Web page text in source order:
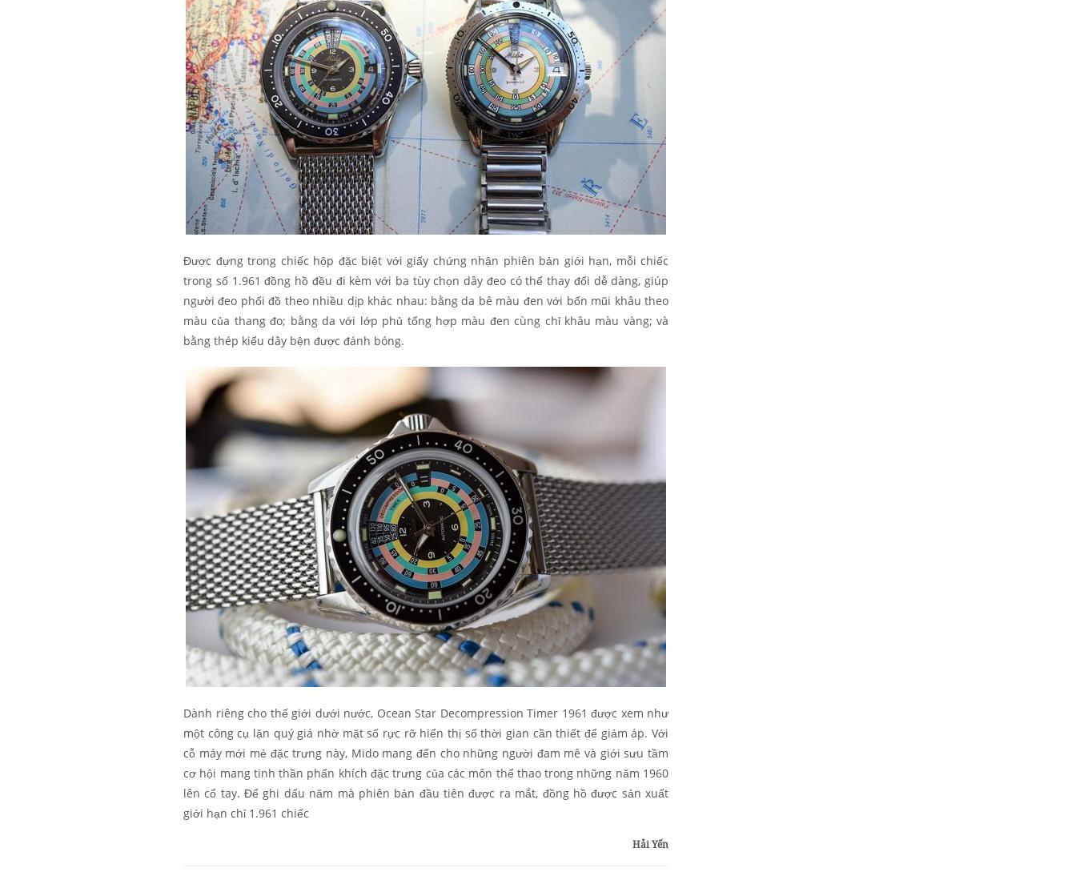
Được đựng trong chiếc hộp đặc biệt với giấy chứng nhận phiên bản giới hạn, mỗi chiếc
trong số 1.961 đồng hồ đều đi kèm với ba tùy chọn dây đeo có thể thay đổi dễ dàng, giúp
người đeo phối đồ theo nhiều dịp khác nhau: bằng da bê màu đen với bốn mũi khâu theo
màu của thang đo; bằng da với lớp phủ tổng hợp màu đen cùng chỉ khâu màu vàng; và
bằng thép kiểu dây bện được đánh bóng.
Dành riêng cho thế giới dưới nước, Ocean Star Decompression Timer 1961 được xem như
một công cụ lặn quý giá nhờ mặt số rực rỡ hiển thị số thời gian cần thiết để giảm áp. Với
cỗ máy mới mẻ đặc trưng này, Mido mang đến cho những người đam mê và giới sưu tầm
cơ hội mang tinh thần phấn khích đặc trưng của các môn thể thao trong những năm 1960
lên cổ tay. Để ghi dấu năm mà phiên bản đầu tiên được ra mắt, đồng hồ được sản xuất
giới hạn chỉ 1.961 chiếc
Hải Yến